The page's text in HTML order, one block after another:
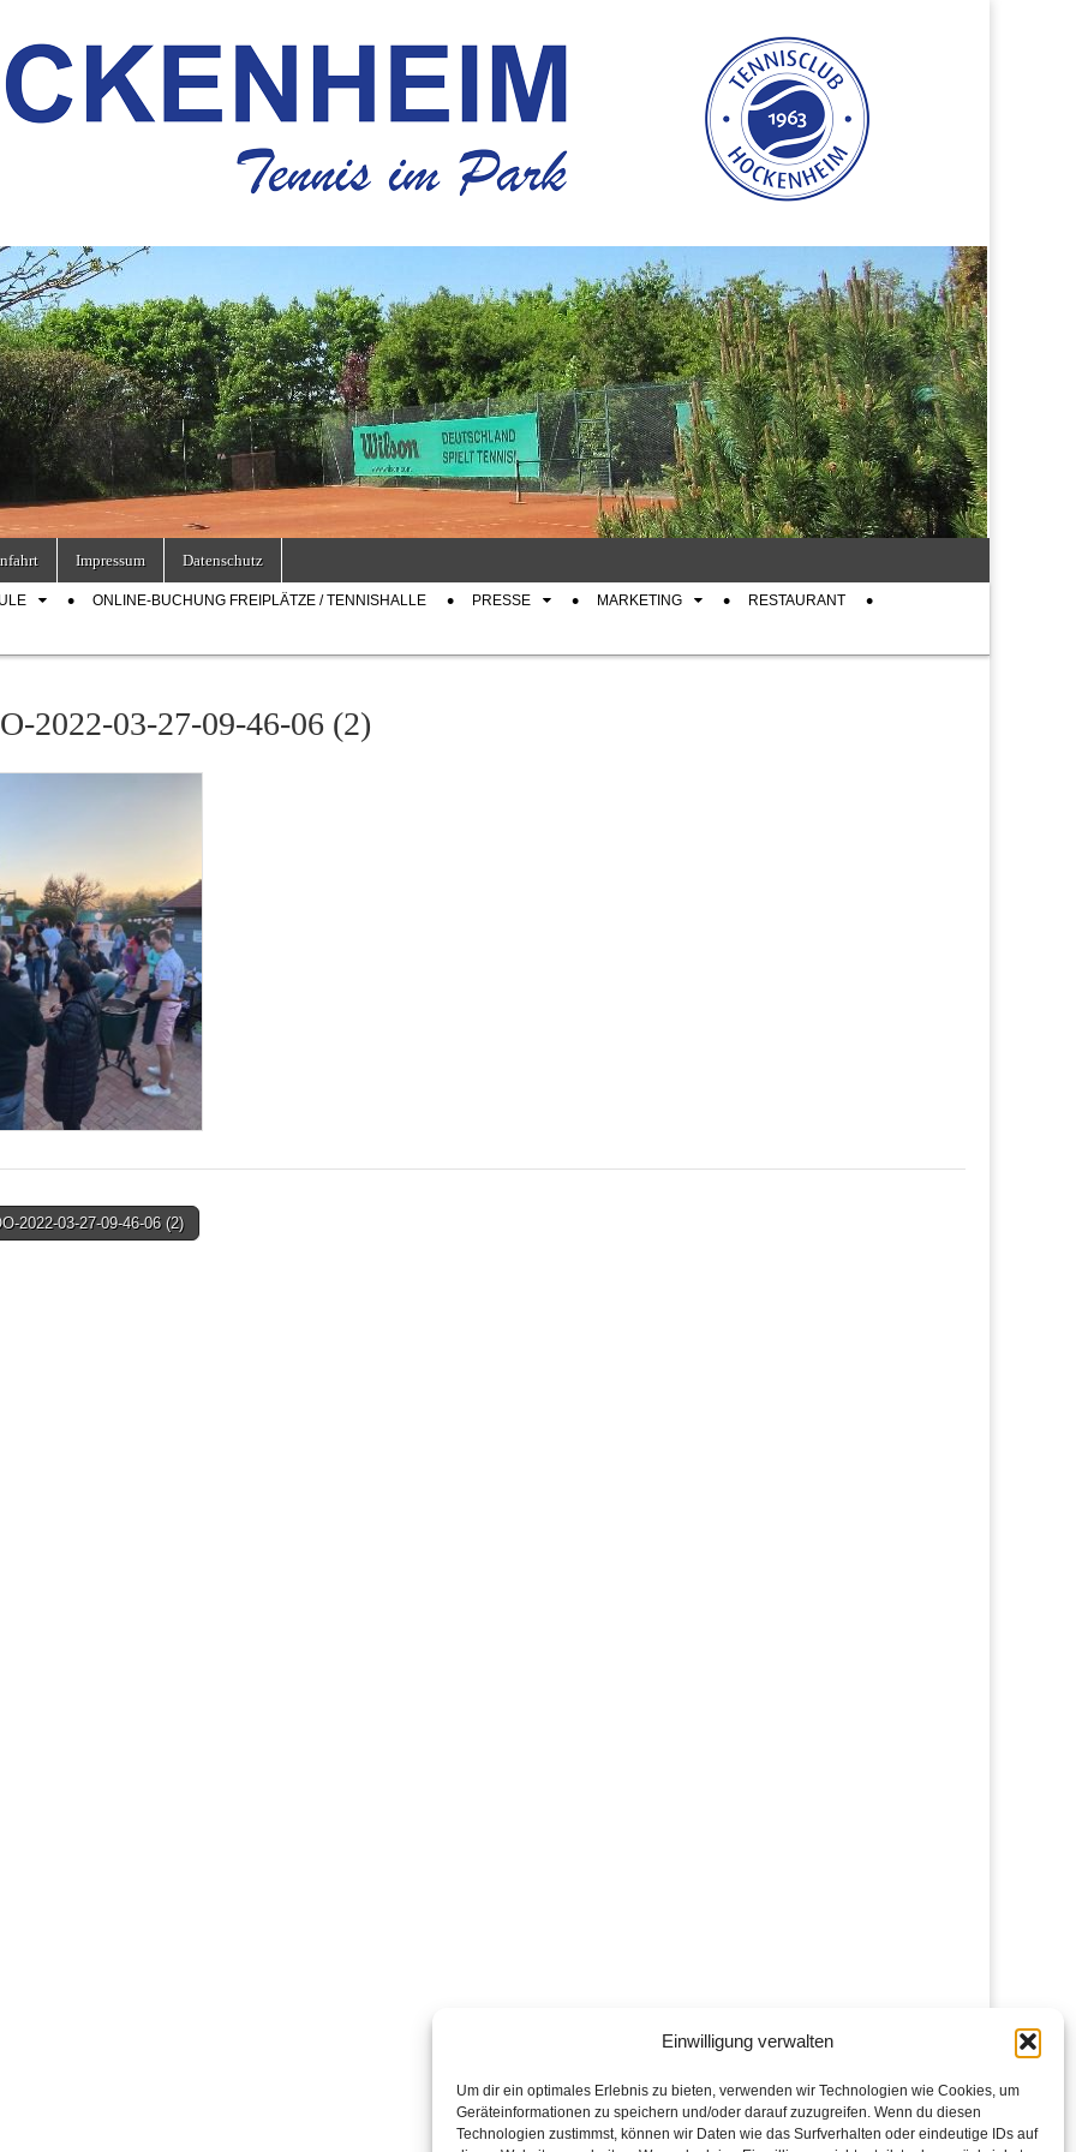
Einwilligung verwalten
Um dir ein optimales Erlebnis zu bieten, verwenden wir Technologien wie Cookies, um
Geräteinformationen zu speichern und/oder darauf zuzugreifen. Wenn du diesen
Technologien zustimmst, können wir Daten wie das Surfverhalten oder eindeutige IDs auf
Impressum Datenschutz
ONLINE-BUCHUNG FREIPLÄTZE / TENNISHALLE PRESSE MARKETING RESTAURANT
2022-03-27-09-46-06 (2)
2022-03-27-09-46-06 (2)